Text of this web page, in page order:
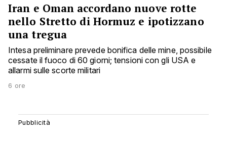
Iran e Oman accordano nuove rotte
nello Stretto di Hormuz e ipotizzano
una tregua
Intesa preliminare prevede bonifica delle mine, possibile
cessate il fuoco di 60 giorni; tensioni con gli USA e
allarmi sulle scorte militari
6 ore